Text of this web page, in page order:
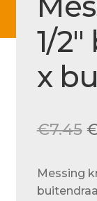
Betaalmethode
Mijn account
Actueel
Privacy
1/
x
€7.45
Messing